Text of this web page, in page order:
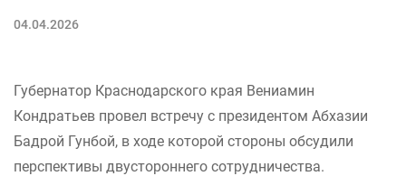
04.04.2026
Губернатор Краснодарского края Вениамин
Кондратьев провел встречу с президентом Абхазии
Бадрой Гунбой, в ходе которой стороны обсудили
перспективы двустороннего сотрудничества.